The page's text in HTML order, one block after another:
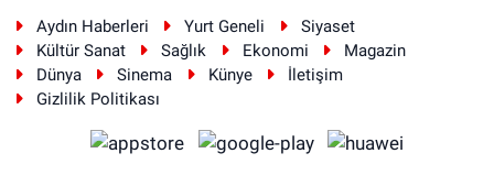
Aydın Haberleri Yurt Geneli
Siyaset
Kültür Sanat
Sağlık Ekonomi
Magazin
Dünya
Sinema Künye
İletişim
Gizlilik Politikası